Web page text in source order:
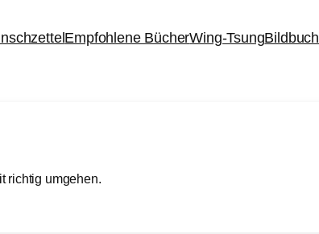
Empfohlene BücherWing-TsungBildbuch
richtig umgehen.